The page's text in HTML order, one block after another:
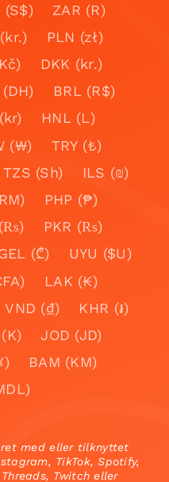
(S$)
ZAR (R)
PLN (zł)
DKK (kr.)
BRL (R$)
HNL (L)
(₩)
TRY (₺)
TZS (Sh)
ILS (₪)
PHP (₱)
(₨)
PKR (₨)
(₾)
UYU ($U)
LAK (₭)
VND (₫)
KHR (៛)
JOD (JD)
BAM (KM)
med eller tilknyttet
TikTok, Spotify,
Twitch eller